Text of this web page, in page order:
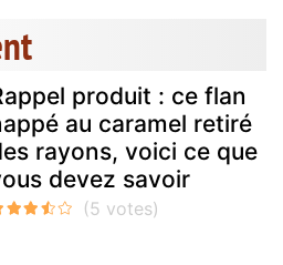
produit : ce flan
au caramel retiré
rayons, voici ce que
devez savoir